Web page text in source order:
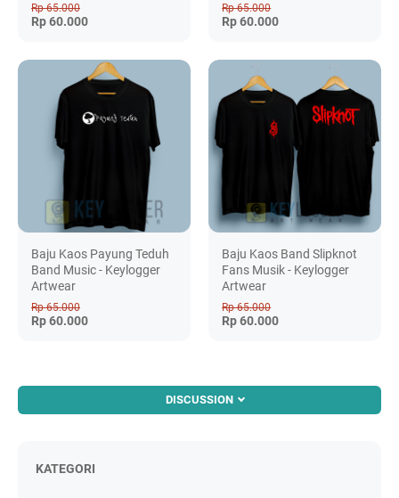
Rp 65.000
Rp 60.000
Rp 65.000
Rp 60.000
Baju Kaos Payung Teduh
Band Music - Keylogger
Artwear
Rp 65.000
Rp 60.000
Baju Kaos Band Slipknot
Fans Musik - Keylogger
Artwear
Rp 65.000
Rp 60.000
DISCUSSION
KATEGORI